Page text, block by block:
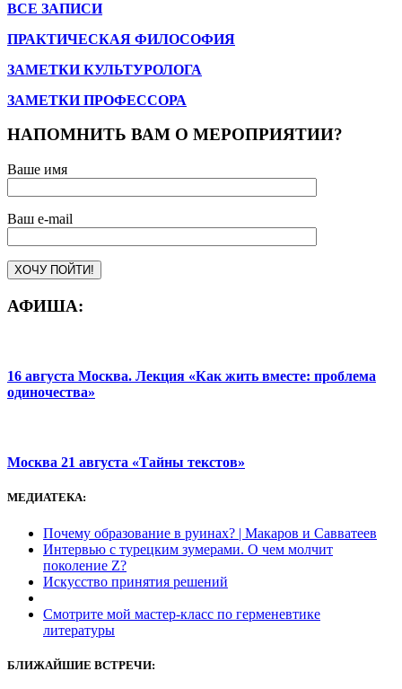
ВСЕ ЗАПИСИ
ПРАКТИЧЕСКАЯ ФИЛОСОФИЯ
ЗАМЕТКИ КУЛЬТУРОЛОГА
ЗАМЕТКИ ПРОФЕССОРА
НАПОМНИТЬ ВАМ О МЕРОПРИЯТИИ?
Ваше имя
Ваш e-mail
АФИША:
16 августа Москва. Лекция «Как жить вместе: проблема
одиночества»
Москва 21 августа «Тайны текстов»
МЕДИАТЕКА:
Почему образование в руинах? | Макаров и Савватеев
Интервью с турецким зумерами. О чем молчит
поколение Z?
Искусство принятия решений
Смотрите мой мастер-класс по герменевтике
литературы
БЛИЖАЙШИЕ ВСТРЕЧИ: